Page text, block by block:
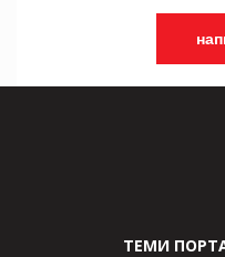
ТЕМИ